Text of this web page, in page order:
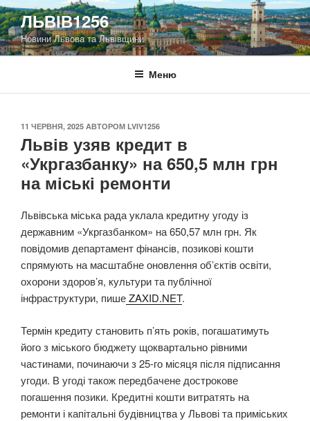
Перейти
до
вмісту
ЛЬВІВ1256
Новини Львова та Львівщини
Меню
ОПУБЛІКОВАНО
11 ЧЕРВНЯ, 2025 АВТОРОМ LVIV1256
Львів узяв кредит в
«Укргазбанку» на 650,5 млн грн
на міські ремонти
Львівська міська рада уклала кредитну угоду із
державним «Укргазбанком» на 650,57 млн грн. Як
повідомив департамент фінансів, позикові кошти
спрямують на масштабне оновлення об’єктів освіти,
охорони здоров’я, культури та публічної
інфраструктури, пишеZAXID.NET.
Термін кредиту становить п’ять років, погашатимуть
його з міського бюджету щоквартально рівними
частинами, починаючи з 25-го місяця після підписання
угоди. В угоді також передбачене дострокове
погашення позики. Кредитні кошти витратять на
ремонти і капітальні будівництва у Львові та приміських